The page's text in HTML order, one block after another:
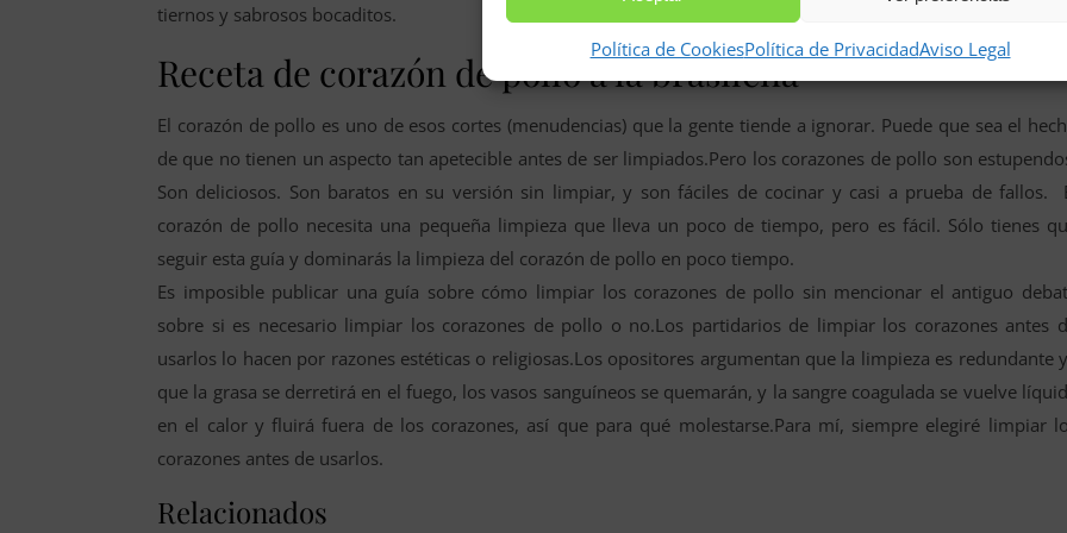
Política de CookiesPolítica de PrivacidadAviso Legal
tiernos y sabrosos bocaditos.
Receta de corazón de pollo a la brasileña
El corazón de pollo es uno de esos cortes (menudencias) que la gente tiende a ignorar. Puede que sea el
de que no tienen un aspecto tan apetecible antes de ser limpiados.Pero los corazones de pollo son
Son deliciosos. Son baratos en su versión sin limpiar, y son fáciles de cocinar y casi a prueba de fallos.
corazón de pollo necesita una pequeña limpieza que lleva un poco de tiempo, pero es fácil. Sólo tienes
seguir esta guía y dominarás la limpieza del corazón de pollo en poco tiempo.
Es imposible publicar una guía sobre cómo limpiar los corazones de pollo sin mencionar el antiguo
sobre si es necesario limpiar los corazones de pollo o no.Los partidarios de limpiar los corazones antes
usarlos lo hacen por razones estéticas o religiosas.Los opositores argumentan que la limpieza es redundante
que la grasa se derretirá en el fuego, los vasos sanguíneos se quemarán, y la sangre coagulada se vuelve
en el calor y fluirá fuera de los corazones, así que para qué molestarse.Para mí, siempre elegiré limpiar
corazones antes de usarlos.
Relacionados